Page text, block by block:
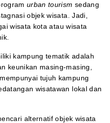
urban tourism sedang
objek wisata. Jadi,
wisata kota atau wisata
kampung tematik adalah
keunikan masing-masing,
tujuh kampung
wisatawan lokal dan
alternatif objek wisata